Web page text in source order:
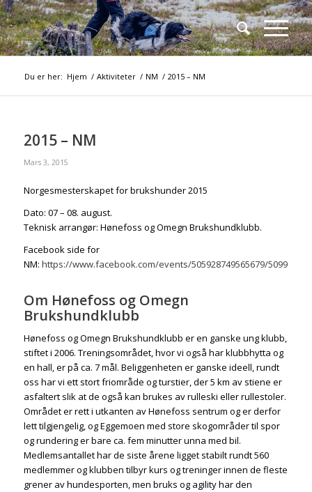
Du er her: Hjem / Aktiviteter / NM / 2015 – NM
2015 – NM
Mars 3, 2015
Norgesmesterskapet for brukshunder 2015
Dato: 07 – 08. august.
Teknisk arrangør: Hønefoss og Omegn Brukshundklubb.
Facebook side for
NM: https://www.facebook.com/events/505928749565679/
Om Hønefoss og Omegn
Brukshundklubb
Hønefoss og Omegn Brukshundklubb er en ganske ung klubb,
stiftet i 2006. Treningsområdet, hvor vi også har klubbhytta og
en hall, er på ca. 7 mål. Beliggenheten er ganske ideell, rundt
oss har vi ett stort friområde og turstier, der 5 km av stiene er
asfaltert slik at de også kan brukes av rulleski eller rullestoler.
Området er rett i utkanten av Hønefoss sentrum og er derfor
lett tilgjengelig, og Eggemoen med store skogområder til spor
og rundering er bare ca. fem minutter unna med bil.
Medlemsantallet har de siste årene ligget stabilt rundt 560
medlemmer og klubben tilbyr kurs og treninger innen de fleste
grener av hundesporten, men bruks og agility har den